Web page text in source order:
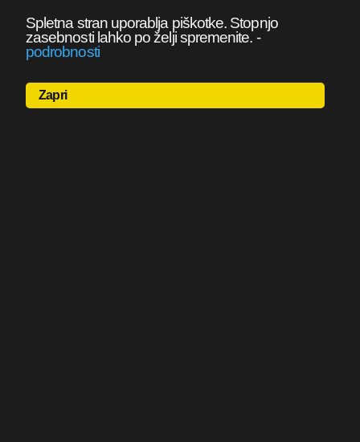
Spletna stran uporablja piškotke. Stopnjo
zasebnosti lahko po želji spremenite. -
podrobnosti
Zapri